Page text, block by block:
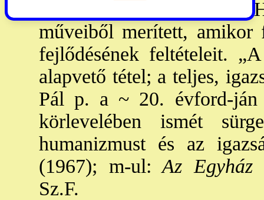
OP,
műveiből merített, amikor
fejlődésének feltételeit.
alapvető tétel; a teljes,
Pál p. a ~ 20. évford-
körlevelében ismét
humanizmust és az
(1967); m-ul: Az Egyház
Sz.F.